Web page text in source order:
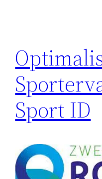
Sport ID